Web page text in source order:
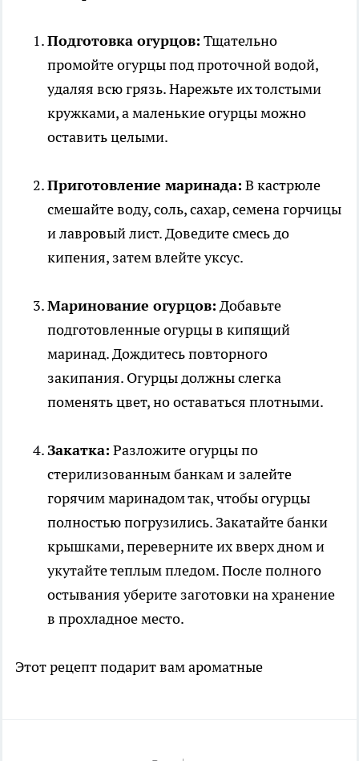
Подготовка огурцов: Тщательно
промойте огурцы под проточной водой,
удаляя всю грязь. Нарежьте их толстыми
кружками, а маленькие огурцы можно
оставить целыми.
Приготовление маринада: В кастрюле
смешайте воду, соль, сахар, семена горчицы
и лавровый лист. Доведите смесь до
кипения, затем влейте уксус.
Маринование огурцов: Добавьте
подготовленные огурцы в кипящий
маринад. Дождитесь повторного
закипания. Огурцы должны слегка
поменять цвет, но оставаться плотными.
Закатка: Разложите огурцы по
стерилизованным банкам и залейте
горячим маринадом так, чтобы огурцы
полностью погрузились. Закатайте банки
крышками, переверните их вверх дном и
укутайте теплым пледом. После полного
остывания уберите заготовки на хранение
в прохладное место.
Этот рецепт подарит вам ароматные